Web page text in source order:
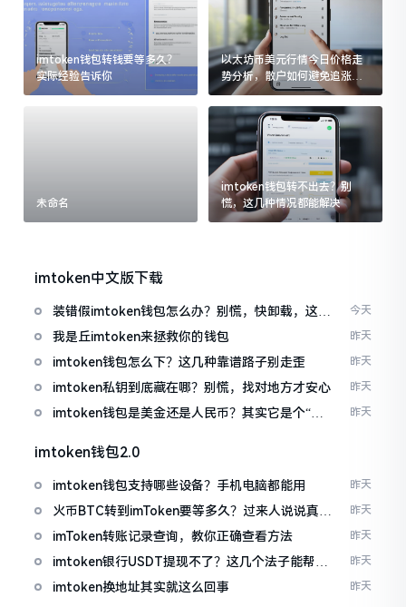
imtoken钱包转钱要等多久？
实际经验告诉你
以太坊币美元行情今日价格走
势分析，散户如何避免追涨杀
跌被套牢
未命名
imtoken钱包转不出去？别
慌，这几种情况都能解决
imtoken中文版下载
装错假imtoken钱包怎么办？别慌，快卸载，这几
招能救急
今天
我是丘imtoken来拯救你的钱包 昨天
imtoken钱包怎么下？这几种靠谱路子别走歪 昨天
imtoken私钥到底藏在哪？别慌，找对地方才安心 昨天
imtoken钱包是美金还是人民币？其实它是个“多
昨天
imtoken钱包2.0
imtoken钱包支持哪些设备？手机电脑都能用 昨天
火币BTC转到imToken要等多久？过来人说说真实
情况
昨天
imToken转账记录查询，教你正确查看方法 昨天
imtoken银行USDT提现不了？这几个法子能帮你
搞定
昨天
imtoken换地址其实就这么回事 昨天